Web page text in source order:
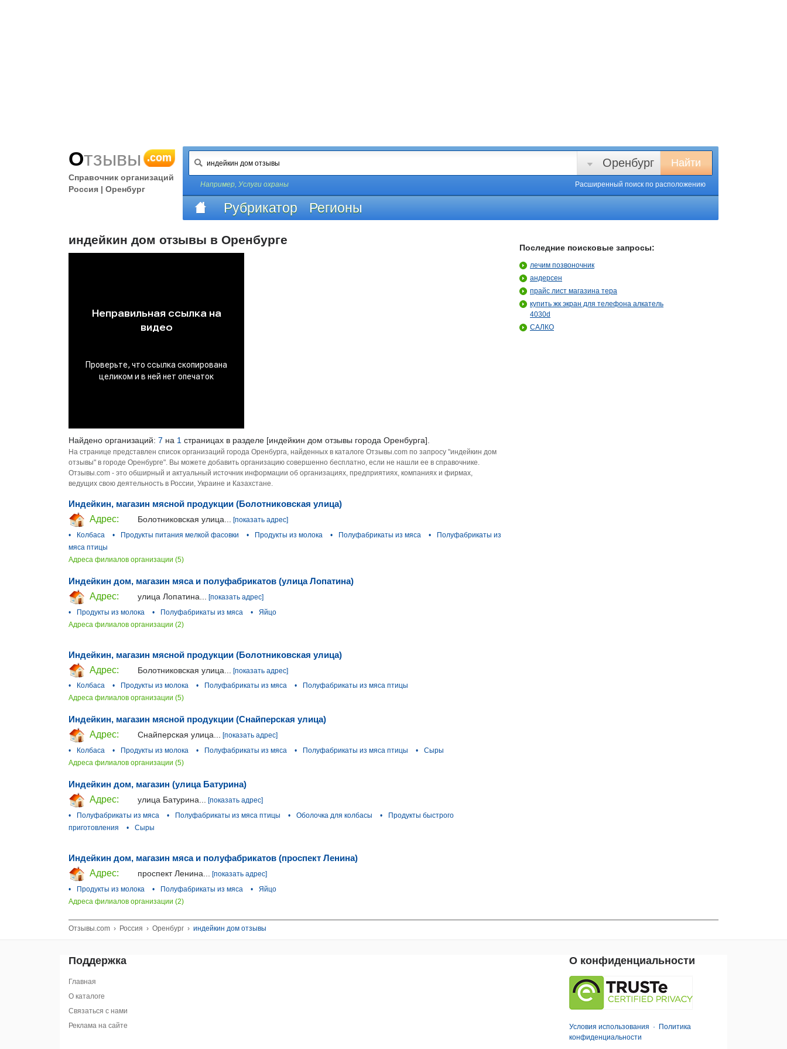
Отзывы .com
Справочник организаций
Россия | Оренбург
Найти
Оренбург
Например, Услуги охраны Расширенный поиск по расположению
Рубрикатор Регионы
индейкин дом отзывы в Оренбурге
Найдено организаций: 7 на 1 страницах в разделе [индейкин дом отзывы города Оренбурга].
На странице представлен список организаций города Оренбурга, найденных в каталоге Отзывы.com по запросу "индейкин дом
отзывы" в городе Оренбурге". Вы можете добавить организацию совершенно бесплатно, если не нашли ее в справочнике.
Отзывы.com - это обширный и актуальный источник информации об организациях, предприятиях, компаниях и фирмах,
ведущих свою деятельность в России, Украине и Казахстане.
Индейкин, магазин мясной продукции (Болотниковская улица)
Адрес:
Болотниковская улица...
[показать адрес]
•
Колбаса • Продукты питания мелкой фасовки • Продукты из молока • Полуфабрикаты из мяса •
Полуфабрикаты из
мяса птицы
Адреса филиалов организации (5)
Индейкин дом, магазин мяса и полуфабрикатов (улица Лопатина)
Адрес:
улица Лопатина...
[показать адрес]
•
Продукты из молока • Полуфабрикаты из мяса •
Яйцо
Адреса филиалов организации (2)
Индейкин, магазин мясной продукции (Болотниковская улица)
Адрес:
Болотниковская улица...
[показать адрес]
•
Колбаса • Продукты из молока • Полуфабрикаты из мяса •
Полуфабрикаты из мяса птицы
Адреса филиалов организации (5)
Индейкин, магазин мясной продукции (Снайперская улица)
Адрес:
Снайперская улица... [показать адрес]
•
Колбаса • Продукты из молока • Полуфабрикаты из мяса • Полуфабрикаты из мяса птицы •
Сыры
Адреса филиалов организации (5)
Индейкин дом, магазин (улица Батурина)
Адрес:
улица Батурина...
[показать адрес]
•
Полуфабрикаты из мяса • Полуфабрикаты из мяса птицы • Оболочка для колбасы •
Продукты быстрого
приготовления
• Сыры
Индейкин дом, магазин мяса и полуфабрикатов (проспект Ленина)
Адрес:
проспект Ленина...
[показать адрес]
•
Продукты из молока • Полуфабрикаты из мяса •
Яйцо
Адреса филиалов организации (2)
Последние поисковые запросы:
лечим позвоночник
андерсен
прайс лист магазина тера
купить жк экран для телефона алкатель
4030d
САЛКО
Отзывы.com › Россия › Оренбург › индейкин дом отзывы
Поддержка
Главная
О каталоге
Связаться с нами
Реклама на сайте
О конфиденциальности
Условия использования · Политика
конфиденциальности